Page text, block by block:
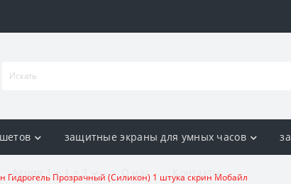
защитные экраны для умных часов
Акция 1 + 1 = 3 О нас Контакты
Гидрогель Прозрачный (Силикон) 1 штука скрин Мобайл